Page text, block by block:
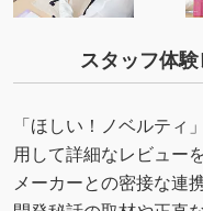
スタッフ体
「ほしい！ノベルティ
用して詳細なレビュー
メーカーとの密接な連